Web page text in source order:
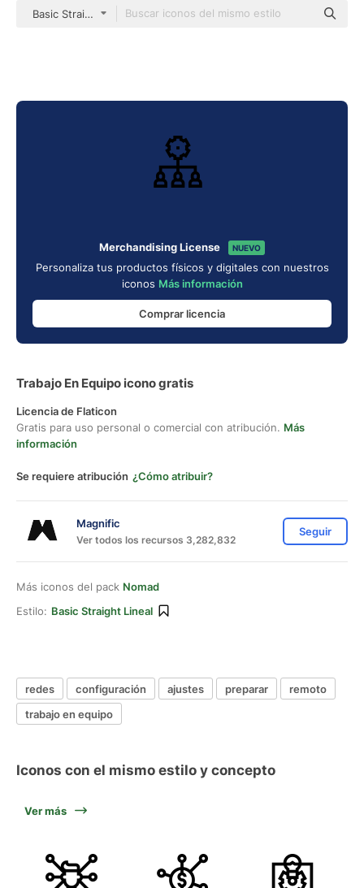
Basic Straight Lineal
Merchandising License NUEVO
Personaliza tus productos físicos y digitales con nuestros
iconos Más información
Comprar licencia
Trabajo En Equipo icono gratis
Licencia de Flaticon
Gratis para uso personal o comercial con atribución. Más
información
Se requiere atribución ¿Cómo atribuir?
Magnific
Ver todos los recursos 3,282,832
Seguir
Más iconos del pack Nomad
Estilo: Basic Straight Lineal
redes configuración ajustes preparar
remoto
trabajo en equipo
Iconos con el mismo estilo y concepto
Ver más